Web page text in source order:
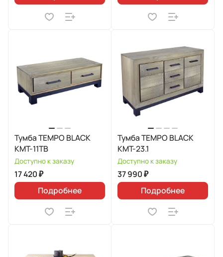
Тумба TEMPO BLACK
КМТ-11ТВ
Доступно к заказу
17 420 ₽
Подробнее
Тумба TEMPO BLACK
КМТ-23.1
Доступно к заказу
37 990 ₽
Подробнее